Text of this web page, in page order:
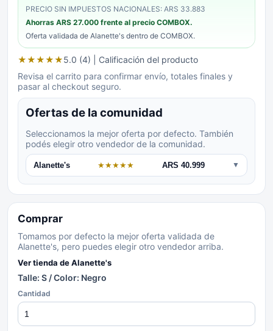
PRECIO SIN IMPUESTOS NACIONALES: ARS 33.883
Ahorras ARS 27.000 frente al precio COMBOX.
Oferta validada de Alanette's dentro de COMBOX.
★★★★★5.0 (4) | Calificación del producto
Revisa el carrito para confirmar envío, totales finales y
pasar al checkout seguro.
Ofertas de la comunidad
Seleccionamos la mejor oferta por defecto. También
podés elegir otro vendedor de la comunidad.
Alanette's ★★★★★ ARS 40.999 ▼
Comprar
Tomamos por defecto la mejor oferta validada de
Alanette's, pero puedes elegir otro vendedor arriba.
Ver tienda deAlanette's
Talle: S / Color: Negro
Cantidad